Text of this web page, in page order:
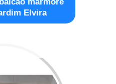
Elvira